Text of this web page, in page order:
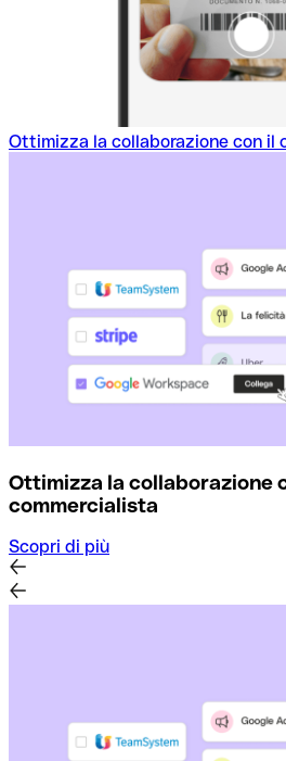
Ottimizza la collaborazione con il
Ottimizza la collaborazione
commercialista
Scopri di più